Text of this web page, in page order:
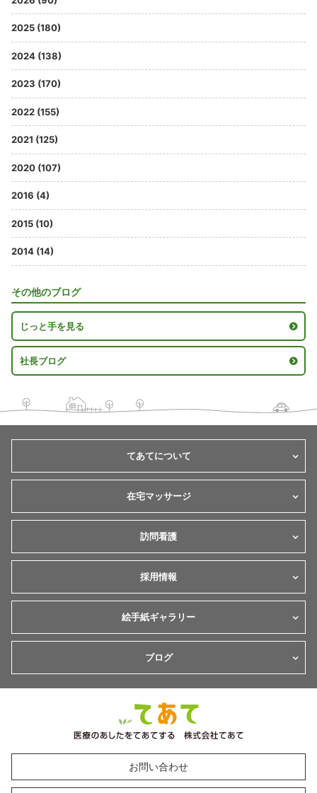
2025 (180)
2024 (138)
2023 (170)
2022 (155)
2021 (125)
2020 (107)
2016 (4)
2015 (10)
2014 (14)
その他のブログ
じっと手を見る
社長ブログ
てあてについて
在宅マッサージ
訪問看護
採用情報
絵手紙ギャラリー
ブログ
お問い合わせ